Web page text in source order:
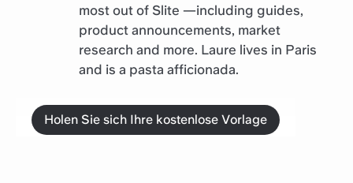
most out of Slite —including guides,
product announcements, market
research and more. Laure lives in Paris
and is a pasta afficionada.
Holen Sie sich Ihre kostenlose Vorlage